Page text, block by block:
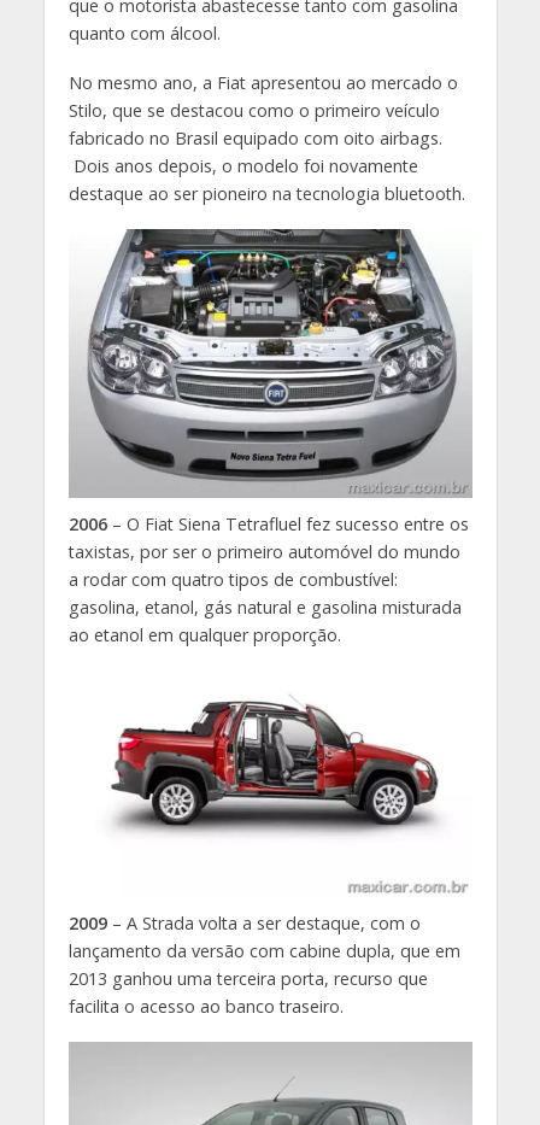
que o motorista abastecesse tanto com gasolina
quanto com álcool.
No mesmo ano, a Fiat apresentou ao mercado o
Stilo, que se destacou como o primeiro veículo
fabricado no Brasil equipado com oito airbags.
Dois anos depois, o modelo foi novamente
destaque ao ser pioneiro na tecnologia bluetooth.
2006– O Fiat Siena Tetrafluel fez sucesso entre os
taxistas, por ser o primeiro automóvel do mundo
a rodar com quatro tipos de combustível:
gasolina, etanol, gás natural e gasolina misturada
ao etanol em qualquer proporção.
2009– A Strada volta a ser destaque, com o
lançamento da versão com cabine dupla, que em
2013 ganhou uma terceira porta, recurso que
facilita o acesso ao banco traseiro.